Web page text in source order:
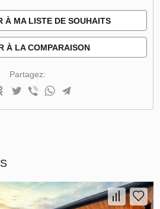
À MA LISTE DE SOUHAITS
À LA COMPARAISON
Partagez: